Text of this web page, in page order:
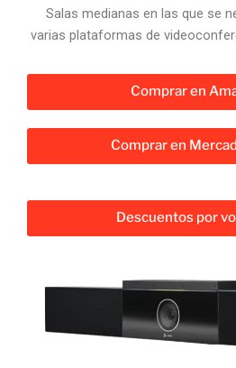
Salas medianas en las que se
varias plataformas de
Comprar en
Comprar en
Descuentos por